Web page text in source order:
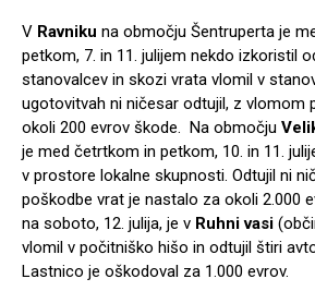
V Ravniku na območju Šentruperta je
petkom, 7. in 11. julijem nekdo izkoristil
stanovalcev in skozi vrata vlomil v
ugotovitvah ni ničesar odtujil, z vlomom
okoli 200 evrov škode. Na območju
je med četrtkom in petkom, 10. in 11.
v prostore lokalne skupnosti. Odtujil ni
poškodbe vrat je nastalo za okoli 2.000
na soboto, 12. julija, je v Ruhni vasi
vlomil v počitniško hišo in odtujil štiri
Lastnico je oškodoval za 1.000 evrov.